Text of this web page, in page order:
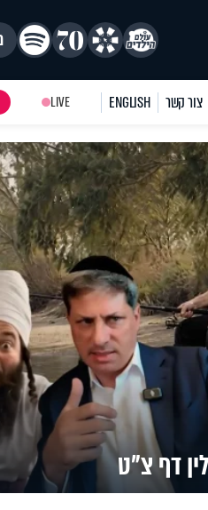
צור קשר ENGLISH
LIVE
דף צ"ט